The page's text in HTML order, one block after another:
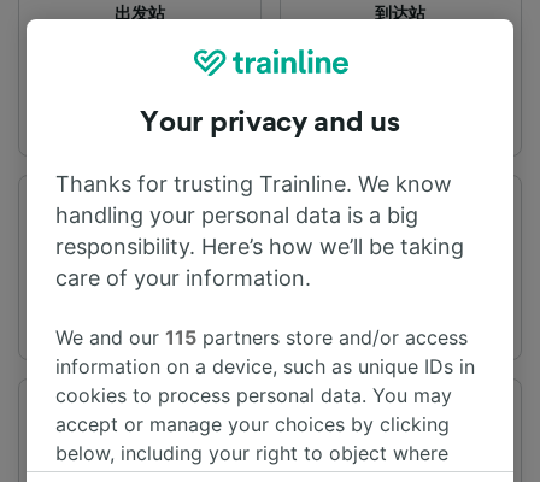
出发站
到达站
旅程时间
从3h11m
距离
336 km
频率
每天有20趟列车
变化
提供直达列车
Your privacy and us
Thanks for trusting Trainline. We know
handling your personal data is a big
responsibility. Here’s how we’ll be taking
care of your information.
We and our115 partners store and/or access
information on a device, such as unique IDs in
cookies to process personal data. You may
accept or manage your choices by clicking
below, including your right to object where